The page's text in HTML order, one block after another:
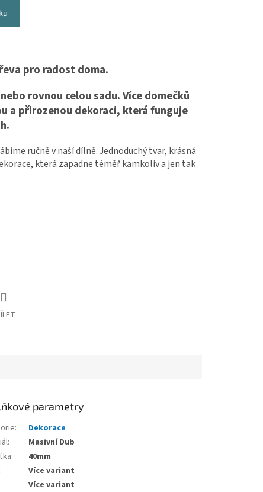
pro radost doma.
rovnou celou sadu. Více domečků
a přirozenou dekoraci, která funguje
ručně v naší dílně. Jednoduchý tvar, krásná
která zapadne téměř kamkoliv a jen tak
parametry
:
Dekorace
:
Masivní Dub
:
40mm
:
Více variant
Více variant